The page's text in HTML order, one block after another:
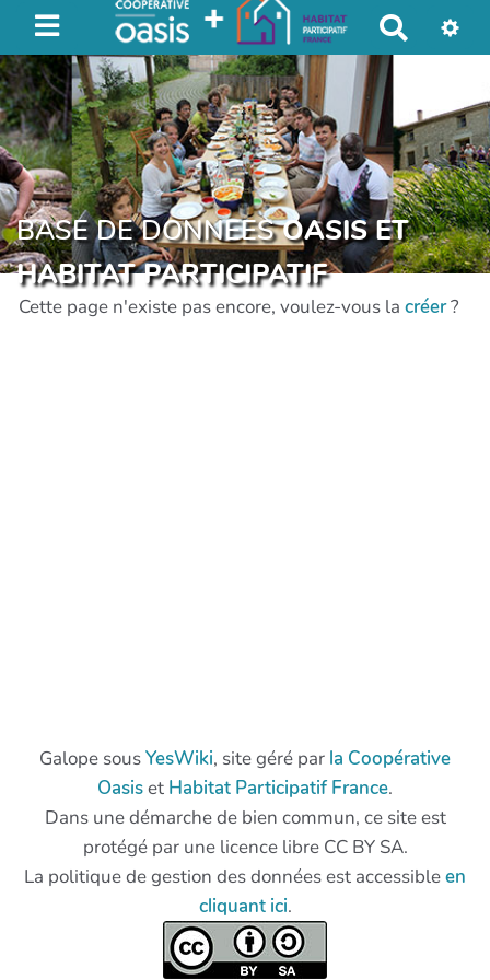
e
h
e
r
c
h
e
r
BASE DE DONNEESOASIS ET
HABITAT PARTICIPATIF
Cette page n'existe pas encore, voulez-vous la créer?
Galope sousYesWiki, site géré par la Coopérative
Oasiset Habitat Participatif France.
Dans une démarche de bien commun, ce site est
protégé par une licence libre CC BY SA.
La politique de gestion des données est accessibleen
cliquant ici.